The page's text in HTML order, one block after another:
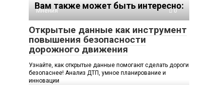
Вам также может быть интересно:
Мнения 0
Открытые данные как инструмент
повышения безопасности
дорожного движения
Узнайте, как открытые данные помогают сделать дороги
безопаснее! Анализ ДТП, умное планирование и
инновации